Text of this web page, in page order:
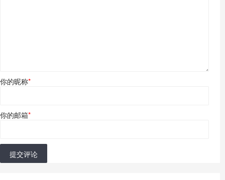
你的昵称*
你的邮箱*
提交评论